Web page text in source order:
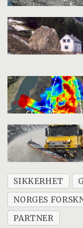
SIKKERHET
NORGES
PARTNER